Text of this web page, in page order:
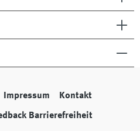
Impressum Kontakt
Barrierefreiheit